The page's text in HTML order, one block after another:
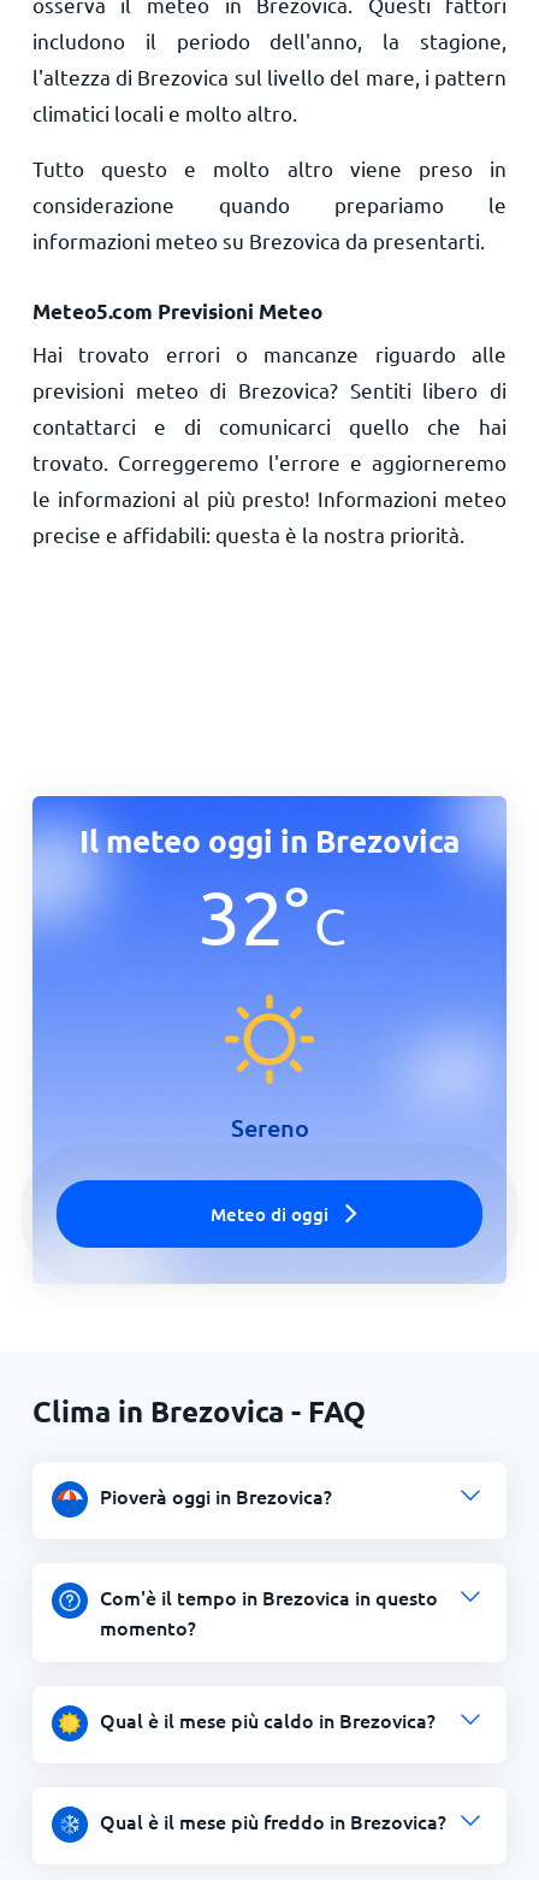
includono il periodo dell'anno, la stagione,
l'altezza di Brezovica sul livello del mare, i pattern
climatici locali e molto altro.
Tutto questo e molto altro viene preso in
considerazione quando prepariamo le
informazioni meteo su Brezovica da presentarti.
Meteo5.com Previsioni Meteo
Hai trovato errori o mancanze riguardo alle
previsioni meteo di Brezovica? Sentiti libero di
contattarci e di comunicarci quello che hai
trovato. Correggeremo l'errore e aggiorneremo
le informazioni al più presto! Informazioni meteo
precise e affidabili: questa è la nostra priorità.
Il meteo oggi in Brezovica
32°C
Sereno
Meteo di oggi
Clima in Brezovica - FAQ
Pioverà oggi in Brezovica?
Com'è il tempo in Brezovica in questo
momento?
Qual è il mese più caldo in Brezovica?
Qual è il mese più freddo in Brezovica?